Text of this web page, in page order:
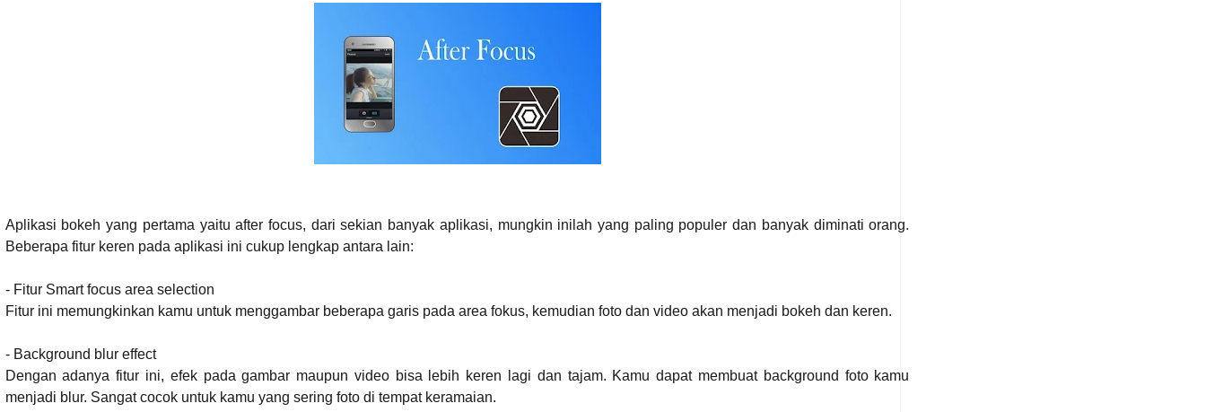
Aplikasi bokeh yang pertama yaitu after focus, dari sekian banyak aplikasi, mungkin inilah yang paling populer dan banyak diminati orang.
Beberapa fitur keren pada aplikasi ini cukup lengkap antara lain:
- Fitur Smart focus area selection
Fitur ini memungkinkan kamu untuk menggambar beberapa garis pada area fokus, kemudian foto dan video akan menjadi bokeh dan keren.
- Background blur effect
Dengan adanya fitur ini, efek pada gambar maupun video bisa lebih keren lagi dan tajam. Kamu dapat membuat background foto kamu
menjadi blur. Sangat cocok untuk kamu yang sering foto di tempat keramaian.